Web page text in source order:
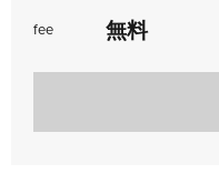
fee 無料